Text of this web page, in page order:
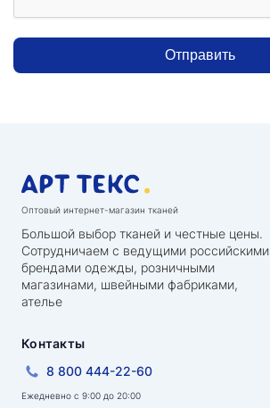
Отправить
Оптовый интернет-магазин тканей
Большой выбор тканей и честные цены.
Сотрудничаем с ведущими российскими
брендами одежды, розничными
магазинами, швейными фабриками,
ателье
Контакты
8 800 444-22-60
Ежедневно с 9:00 до 20:00